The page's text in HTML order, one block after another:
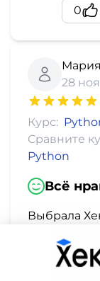
0
Мария
28
Курс:
Сравните
Python
Всё
Выбрала
всегда
на